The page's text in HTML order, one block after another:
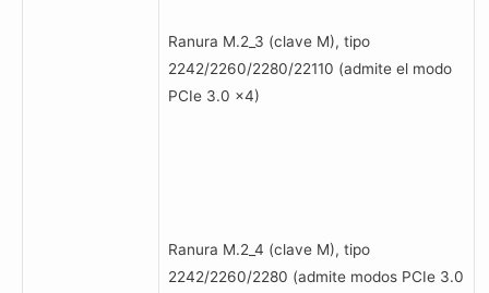
Ranura M.2_3 (clave M), tipo
2242/2260/2280/22110 (admite el modo
PCIe 3.0 x4)
Ranura M.2_4 (clave M), tipo
2242/2260/2280 (admite modos PCIe 3.0